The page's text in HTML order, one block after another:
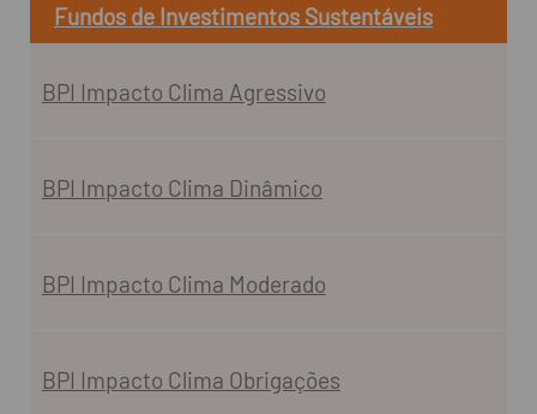
Fundos de Investimentos Sustentáveis
BPI Impacto Clima Agressivo
BPI Impacto Clima Dinâmico
BPI Impacto Clima Moderado
BPI Impacto Clima Obrigações